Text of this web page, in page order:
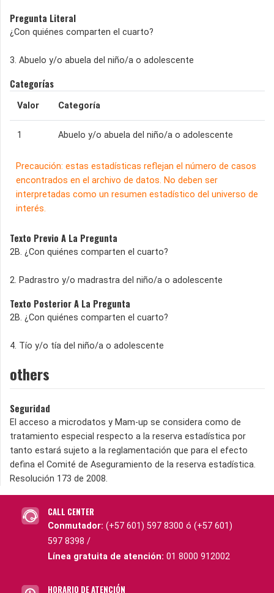
Pregunta Literal
¿Con quiénes comparten el cuarto?
3. Abuelo y/o abuela del niño/a o adolescente
Categorías
Valor Categoría
1 Abuelo y/o abuela del niño/a o adolescente
Precaución: estas estadísticas reflejan el número de casos
encontrados en el archivo de datos. No deben ser
interpretadas como un resumen estadístico del universo de
interés.
Texto Previo A La Pregunta
2B. ¿Con quiénes comparten el cuarto?
2. Padrastro y/o madrastra del niño/a o adolescente
Texto Posterior A La Pregunta
2B. ¿Con quiénes comparten el cuarto?
4. Tío y/o tía del niño/a o adolescente
others
Seguridad
El acceso a microdatos y Mam-up se considera como de
tratamiento especial respecto a la reserva estadística por
tanto estará sujeto a la reglamentación que para el efecto
defina el Comité de Aseguramiento de la reserva estadística.
Resolución 173 de 2008.
CALL CENTER
Conmutador: (+57 601) 597 8300 ó (+57 601)
597 8398 /
Línea gratuita de atención: 01 8000 912002
HORARIO DE ATENCIÓN